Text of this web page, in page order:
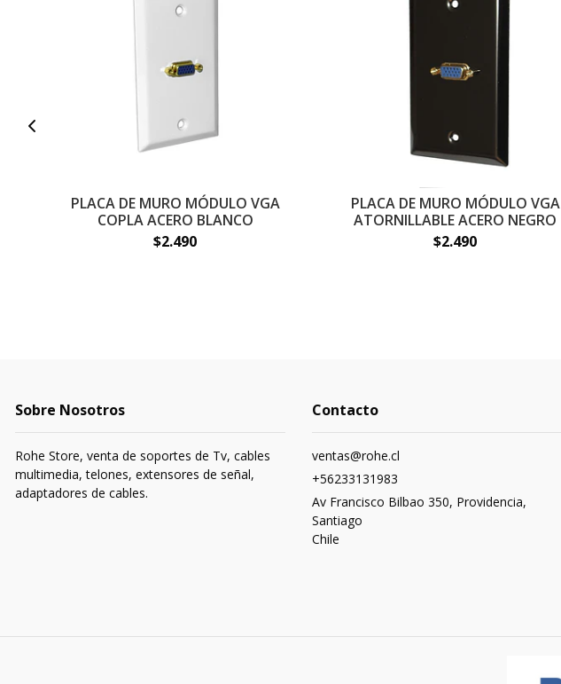
PLACA DE MURO MÓDULO VGA
COPLA ACERO BLANCO
$2.490
PLACA DE MURO MÓDULO VGA
ATORNILLABLE ACERO NEGRO
$2.490
Sobre Nosotros
Rohe Store, venta de soportes de Tv, cables
multimedia, telones, extensores de señal,
adaptadores de cables.
Contacto
ventas@rohe.cl
+56233131983
Av Francisco Bilbao 350, Providencia,
Santiago
Chile